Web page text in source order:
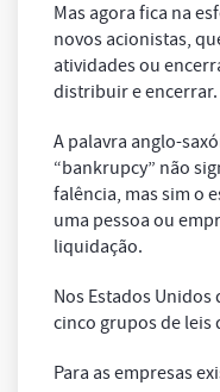
Mas agora fica na
novos acionistas,
atividades ou
distribuir e encerrar.
A palavra anglo-
“bankrupcy” não
falência, mas sim o
uma pessoa ou
liquidação.
Nos Estados
cinco grupos de leis
Para as empresas